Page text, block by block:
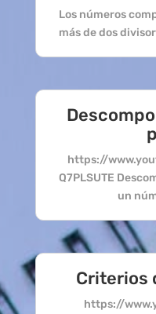
Los números
más de dos
https://
Q7PLSUTE
un
Criterios
https://